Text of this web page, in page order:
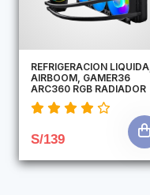
REFRIGERACION LIQUIDA,
AIRBOOM, GAMER36
ARC360 RGB RADIADOR
S/139